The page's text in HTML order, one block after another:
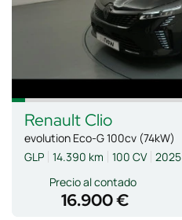
Renault Clio
evolution Eco-G 100cv (74kW)
GLP 14.390 km 100 CV 2025
Precio al contado
16.900 €